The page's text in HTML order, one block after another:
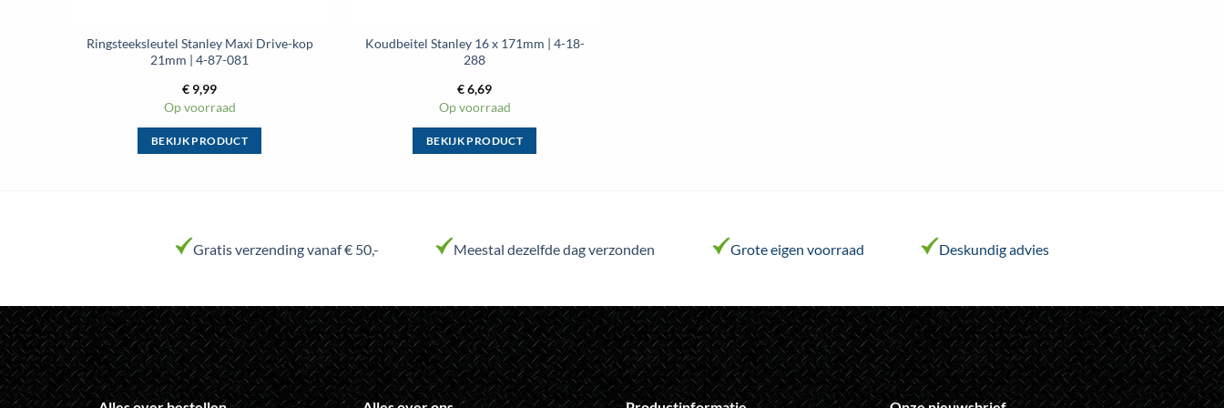
Ringsteeksleutel Stanley Maxi Drive-kop
21mm | 4-87-081
€ 9,99
Op voorraad
BEKIJK PRODUCT
variaties.
kan
gekozen
worden
op
de
Koudbeitel Stanley 16 x 171mm | 4-18-
288
€6,69
Op voorraad
BEKIJK PRODUCT
variaties.
kan
gekozen
worden
op
de
Gratis verzending vanaf € 50,- Meestal dezelfde dag verzonden Grote eigen voorraad Deskundig advies